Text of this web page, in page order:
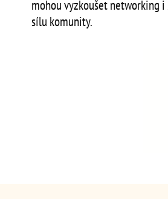
mohou vyzkoušet networking
sílu komunity.